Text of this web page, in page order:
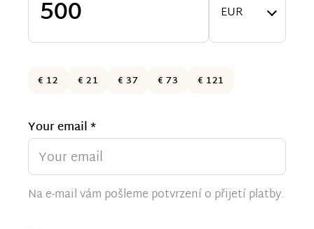
EUR
€ 12 € 21 € 37 € 73 € 121
Your email *
Na e-mail vám pošleme potvrzení o přijetí platby.